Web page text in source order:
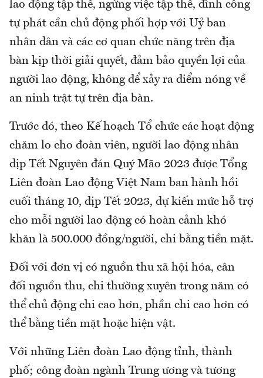
lao động tập thể, ngừng việc tập thể, đình công
tự phát cần chủ động phối hợp với Uỷ ban
nhân dân và các cơ quan chức năng trên địa
bàn kịp thời giải quyết, đảm bảo quyền lợi của
người lao động, không để xảy ra điểm nóng về
an ninh trật tự trên địa bàn.
Trước đó, theo Kế hoạch Tổ chức các hoạt động
chăm lo cho đoàn viên, người lao động nhân
dịp Tết Nguyên đán Quý Mão 2023 được Tổng
Liên đoàn Lao động Việt Nam ban hành hồi
cuối tháng 10, dịp Tết 2023, dự kiến mức hỗ trợ
cho mỗi người lao động có hoàn cảnh khó
khăn là 500.000 đồng/người, chi bằng tiền mặt.
Đối với đơn vị có nguồn thu xã hội hóa, cân
đối nguồn thu, chi thường xuyên trong năm có
thể chủ động chi cao hơn, phần chi cao hơn có
thể bằng tiền mặt hoặc hiện vật.
Với những Liên đoàn Lao động tỉnh, thành
phố; công đoàn ngành Trung ương và tương